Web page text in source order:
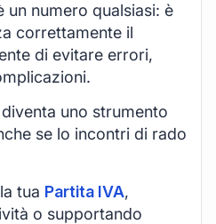
numero qualsiasi: è
correttamente il
di evitare errori,
uno strumento
se lo incontri di rado
tua Partita IVA,
o supportando